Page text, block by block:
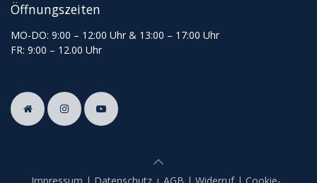
Öffnungszeiten
MO-DO: 9:00 – 12:00 Uhr & 13:00 – 17:00 Uhr
FR: 9:00 – 12.00 Uhr